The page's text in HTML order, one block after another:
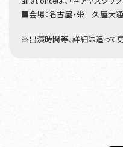
■会場：名古屋・栄 久屋大
※出演時間等、詳細は追って